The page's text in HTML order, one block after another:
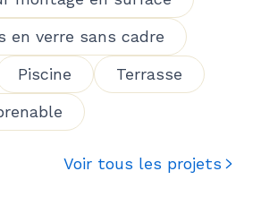
en verre sans cadre
Piscine
Terrasse
Voir tous les projets